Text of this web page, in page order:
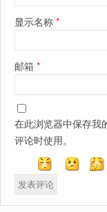
显示名称 *
邮箱 *
在此浏览器中保存我
评论时使用。